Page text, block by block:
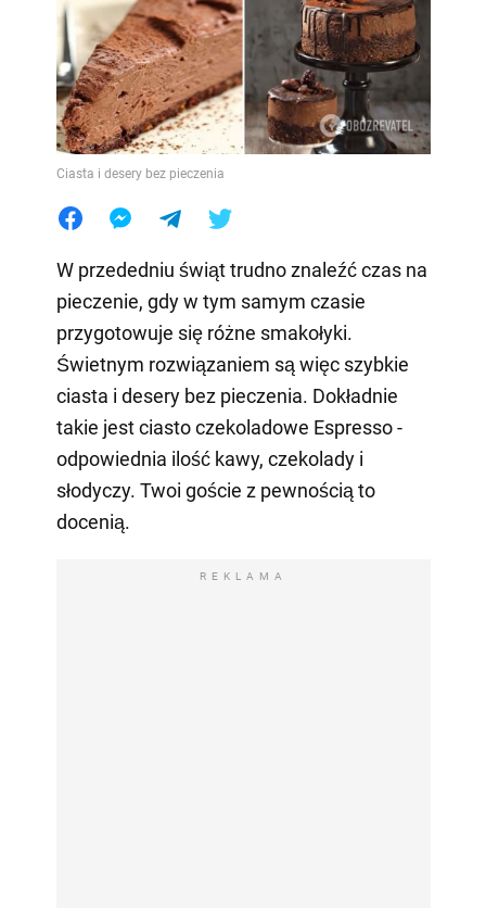
Ciasta i desery bez pieczenia
W przededniu świąt trudno znaleźć czas na
pieczenie, gdy w tym samym czasie
przygotowuje się różne smakołyki.
Świetnym rozwiązaniem są więc szybkie
ciasta i desery bez pieczenia. Dokładnie
takie jest ciasto czekoladowe Espresso -
odpowiednia ilość kawy, czekolady i
słodyczy. Twoi goście z pewnością to
docenią.
REKLAMA